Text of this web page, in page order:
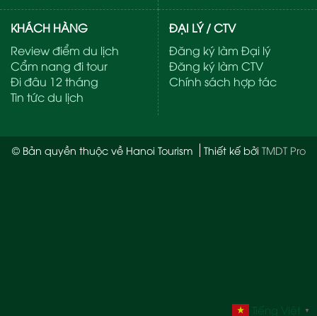
KHÁCH HÀNG
Review điểm du lịch
Cẩm nang đi tour
Đi đâu 12 tháng
Tin tức du lịch
ĐẠI LÝ / CTV
Đăng ký làm Đại lý
Đăng ký làm CTV
Chính sách hợp tác
© Bản quyền thuộc về Hanoi Tourism Thiết kế bởi TMDT Pro
Tiếng Việt ▼